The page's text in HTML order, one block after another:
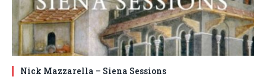
Nick Mazzarella – Siena Sessions